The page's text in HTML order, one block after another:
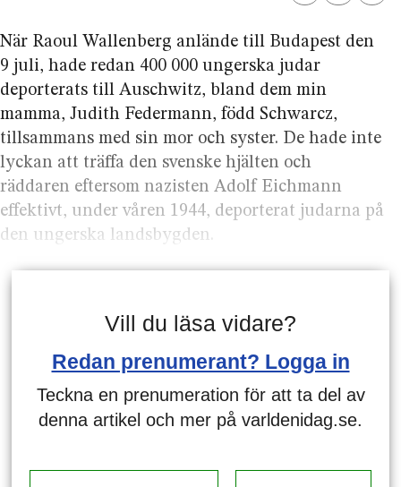
När Raoul Wallenberg anlände till Budapest den
9 juli, hade redan 400 000 ungerska judar
deporterats till Auschwitz, bland dem min
mamma, Judith Federmann, född Schwarcz,
tillsammans med sin mor och syster. De hade inte
lyckan att träffa den svenske hjälten och
räddaren eftersom nazisten Adolf Eichmann
effektivt, under våren 1944, deporterat judarna på
den ungerska landsbygden.
Vill du läsa vidare?
Redan prenumerant? Logga in
Teckna en prenumeration för att ta del av
denna artikel och mer på varldenidag.se.